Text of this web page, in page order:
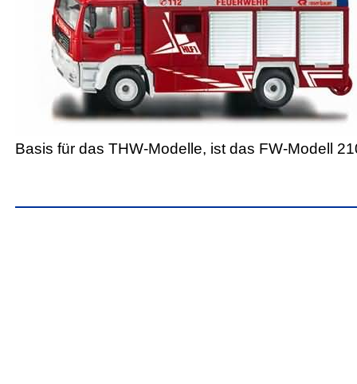
Basis für das THW-Modelle, ist das FW-Modell